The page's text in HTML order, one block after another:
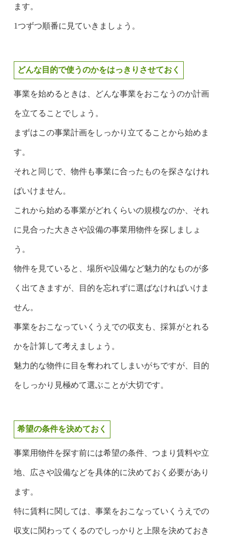
ます。
1つずつ順番に見ていきましょう。
どんな目的で使うのかをはっきりさせておく
事業を始めるときは、どんな事業をおこなうのか計画
を立てることでしょう。
まずはこの事業計画をしっかり立てることから始めま
す。
それと同じで、物件も事業に合ったものを探さなけれ
ばいけません。
これから始める事業がどれくらいの規模なのか、それ
に見合った大きさや設備の事業用物件を探しましょ
う。
物件を見ていると、場所や設備など魅力的なものが多
く出てきますが、目的を忘れずに選ばなければいけま
せん。
事業をおこなっていくうえでの収支も、採算がとれる
かを計算して考えましょう。
魅力的な物件に目を奪われてしまいがちですが、目的
をしっかり見極めて選ぶことが大切です。
希望の条件を決めておく
事業用物件を探す前には希望の条件、つまり賃料や立
地、広さや設備などを具体的に決めておく必要があり
ます。
特に賃料に関しては、事業をおこなっていくうえでの
収支に関わってくるのでしっかりと上限を決めておき